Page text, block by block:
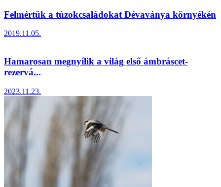
Felmértük a túzokcsaládokat Dévaványa környékén
2019.11.05.
Hamarosan megnyílik a világ első ámbráscet-
rezervá...
2023.11.23.